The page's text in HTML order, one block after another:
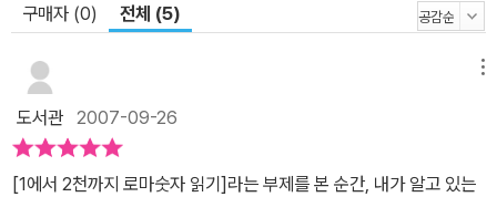
구매자 (0) 전체 (5)
도서관 2007-09-26
[1에서 2천까지 로마숫자 읽기]라는 부제를 본 순간, 내가 알고 있는